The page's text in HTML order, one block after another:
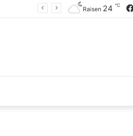
Raisen 24 ℃